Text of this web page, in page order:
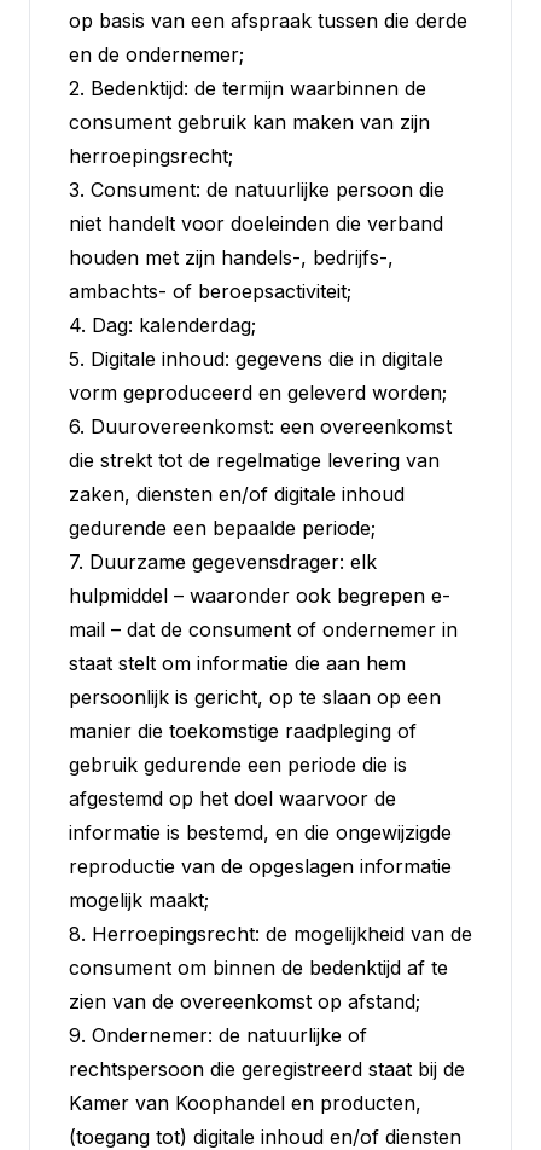
op basis van een afspraak tussen die derde
en de ondernemer;
2. Bedenktijd: de termijn waarbinnen de
consument gebruik kan maken van zijn
herroepingsrecht;
3. Consument: de natuurlijke persoon die
niet handelt voor doeleinden die verband
houden met zijn handels-, bedrijfs-,
ambachts- of beroepsactiviteit;
4. Dag: kalenderdag;
5. Digitale inhoud: gegevens die in digitale
vorm geproduceerd en geleverd worden;
6. Duurovereenkomst: een overeenkomst
die strekt tot de regelmatige levering van
zaken, diensten en/of digitale inhoud
gedurende een bepaalde periode;
7. Duurzame gegevensdrager: elk
hulpmiddel – waaronder ook begrepen e-
mail – dat de consument of ondernemer in
staat stelt om informatie die aan hem
persoonlijk is gericht, op te slaan op een
manier die toekomstige raadpleging of
gebruik gedurende een periode die is
afgestemd op het doel waarvoor de
informatie is bestemd, en die ongewijzigde
reproductie van de opgeslagen informatie
mogelijk maakt;
8. Herroepingsrecht: de mogelijkheid van de
consument om binnen de bedenktijd af te
zien van de overeenkomst op afstand;
9. Ondernemer: de natuurlijke of
rechtspersoon die geregistreerd staat bij de
Kamer van Koophandel en producten,
(toegang tot) digitale inhoud en/of diensten